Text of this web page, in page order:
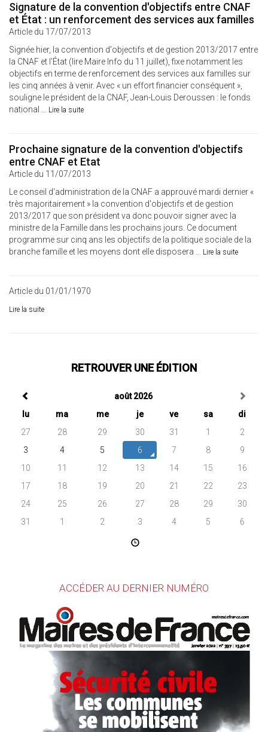
Signature de la convention d'objectifs entre CNAF
et État : un renforcement des services aux familles
Article du 17/07/2013
Signée hier, la convention d'objectifs et de gestion 2013/2017 entre
la CNAF et l'État (lire Maire Info du 11 juillet), fixe notamment les
objectifs en terme de renforcement des services aux familles sur
les cinq années à venir. Avec « un effort financier conséquent »,
souligne le président de la CNAF, Jean-Louis Deroussen : le fonds
national ... Lire la suite
Prochaine signature de la convention d'objectifs
entre CNAF et Etat
Article du 11/07/2013
Le conseil d'administration de la CNAF a approuvé mardi dernier «
très majoritairement » la convention d'objectifs et de gestion
2013/2017 que son président va donc pouvoir signer avec la
ministre de la Famille dans les prochains jours. Ce document
programme sur cinq ans les objectifs de la politique sociale de la
branche famille et les moyens dont elle disposera ... Lire la suite
Article du 01/01/1970
Lire la suite
RETROUVER UNE ÉDITION
août 2026
lu
ma me je ve sa
di
27
28 29 30 31 1
2
3
4 5 6 7 8
9
10
11 12 13 14 15
16
17
18 19 20 21 22
23
24
25 26 27 28 29
30
31
1 2 3 4 5 6
ACCÉDER AU DERNIER NUMÉRO